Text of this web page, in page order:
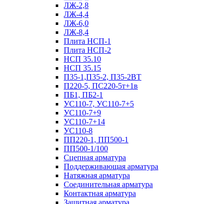
ЛЖ-2,8
ЛЖ-4,4
ЛЖ-6,0
ЛЖ-8,4
Плита НСП-1
Плита НСП-2
НСП 35.10
НСП 35.15
П35-1,П35-2, П35-2ВТ
П220-5, ПС220-5т+1в
ПБ1, ПБ2-1
УС110-7, УС110-7+5
УС110-7+9
УС110-7+14
УС110-8
ПП220-1, ПП500-1
ПП500-1/100
Сцепная арматура
Поддерживающая арматура
Натяжная арматура
Соединительная арматура
Контактная арматура
Защитная арматура